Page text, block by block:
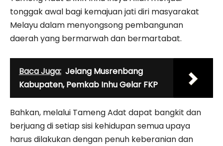
tonggak awal bagi kemajuan jati diri masyarakat
Melayu dalam menyongsong pembangunan
daerah yang bermarwah dan bermartabat.
Baca Juga: Jelang Musrenbang
Kabupaten, Pemkab Inhu Gelar FKP
Bahkan, melalui Tameng Adat dapat bangkit dan
berjuang di setiap sisi kehidupan semua upaya
harus dilakukan dengan penuh keberanian dan